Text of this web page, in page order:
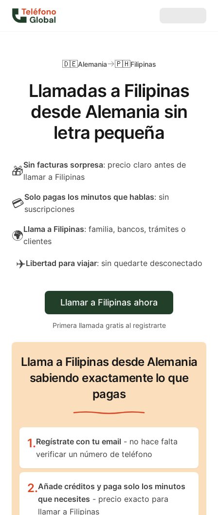
Llamadas a Filipinas
desde Alemania sin
letra pequeña
🇩🇪Alemania 🇵🇭Filipinas
🎁Sin facturas sorpresa: precio claro antes de
llamar a Filipinas
💳Solo pagas los minutos que hablas: sin
suscripciones
🌍Llama a Filipinas: familia, bancos, trámites o
clientes
✈️Libertad para viajar: sin quedarte desconectado
Llamar a Filipinas ahora
Primera llamada gratis al registrarte
Llama a Filipinas desde Alemania
sabiendo exactamente lo que
pagas
1.Regístrate con tu email - no hace falta
verificar un número de teléfono
2.Añade créditos y paga solo los minutos
que necesites - precio exacto para
llamar a Filipinas